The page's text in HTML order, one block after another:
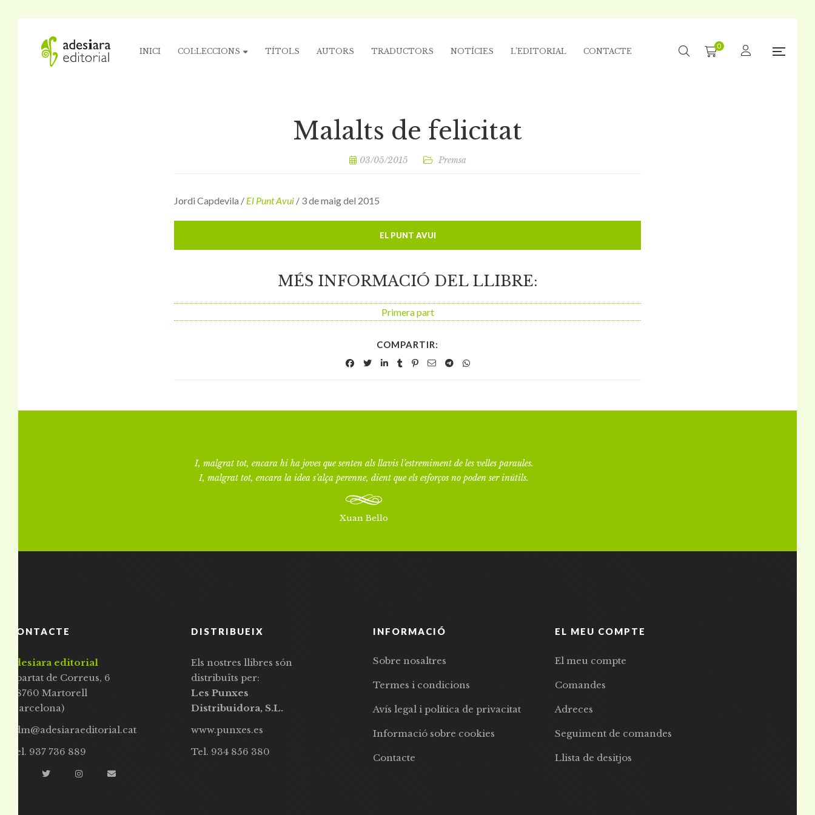
INICI COL·LECCIONS TÍTOLS AUTORS TRADUCTORS NOTÍCIES L’EDITORIAL CONTACTE
0
Malalts de felicitat
03/05/2015 Premsa
Jordi Capdevila / El Punt Avui / 3 de maig del 2015
EL PUNT AVUI
MÉS INFORMACIÓ DEL LLIBRE:
Primera part
COMPARTIR:
I, malgrat tot, encara hi ha joves que senten als llavis l’estremiment de les velles paraules.
I, malgrat tot, encara la idea s’alça perenne, dient que els esforços no poden ser inútils.
Xuan Bello
CONTACTE
adesiara editorial
Apartat de Correus, 6
08760 Martorell
(Barcelona)
adm@adesiaraeditorial.cat
Tel. 937 736 889
DISTRIBUEIX
Els nostres llibres són
distribuïts per:
Les Punxes
Distribuidora, S.L.
www.punxes.es
Tel. 934 856 380
INFORMACIÓ
Sobre nosaltres
Termes i condicions
Avís legal i política de privacitat
Informació sobre cookies
Contacte
EL MEU COMPTE
El meu compte
Comandes
Adreces
Seguiment de comandes
Llista de desitjos